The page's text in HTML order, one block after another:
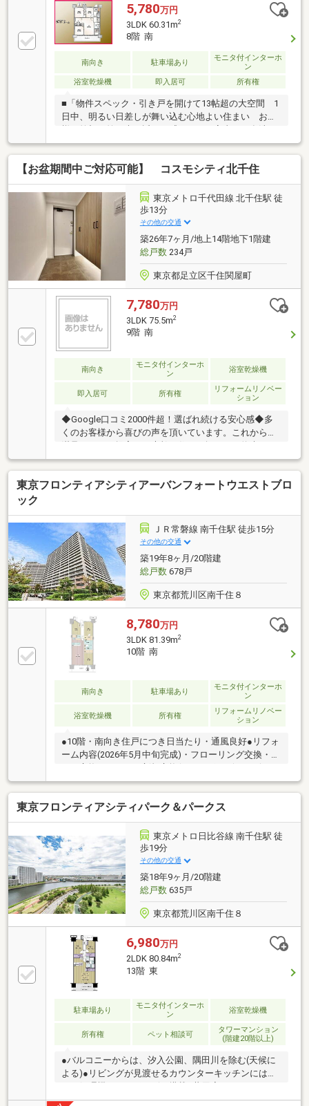
5,780万円
3LDK 60.31m2
8階 南
南向き 駐車場あり
モニタ付インターホ
ン
浴室乾燥機
即入居可 所有権
■「物件スペック・引き戸を開けて13帖超の大空間 1
日中、明るい日差しが舞い込む心地よい住まい お子
機、浴室乾燥機付き 家事の負担を減らして家族の時
間をより長く■立地・ビッグターミナル「北千住」駅
も生活圏 大手町、霞ケ関、銀座へ乗り換えなしで通
勤・デパ地下も大型スーパーも揃う便利な北千住駅
前 ■共用部・オートロック×宅配BOXつき 忙しい日
常を支える設備が揃っています■かんたんネット予約
がお勧めです（1）【見学予約する】ボタンをタップ
（2）ご希望の見学日時・集合場所をクリックで 予約
完了
【お盆期間中ご対応可能】 コスモシティ北千住
東京メトロ千代田線 北千住駅 徒
歩13分
その他の交通
築26年7ヶ月/地上14階地下1階建
総戸数234戸
東京都足立区千住関屋町
7,780万円
3LDK 75.5m2
9階 南
南向き
モニタ付インターホ
ン
浴室乾燥機
即入居可 所有権
リフォームリノベー
ション
◆Google口コミ2000件超！選ばれ続ける安心感◆多
くのお客様から喜びの声を頂いています。これからも
す。◆購入はゴールではなく幸せな未来へのスタート
◆住み始めてからの不安や悩みも、TOHO HOUSE
CLUBが将来サポート。お客様一人ひとりの安心を守る
入も可能◆将来のライフイベントを見据え、無理のな
い資金計画をプロがアドバイス。お問合せは【資料請
求】又は【フリーダイヤル】へお気軽にお問い合わせ
ください。
東京フロンティアシティアーバンフォートウエストブロ
ック
ＪＲ常磐線 南千住駅 徒歩15分
その他の交通
築19年8ヶ月/20階建
総戸数678戸
東京都荒川区南千住８
8,780万円
3LDK 81.39m2
10階 南
南向き 駐車場あり
モニタ付インターホ
ン
浴室乾燥機 所有権
リフォームリノベー
ション
●10階・南向き住戸につき日当たり・通風良好●リフォ
ーム内容(2026年5月中旬完成)・フローリング交換・ク
イン食洗器搭載)・浴室交換(浴室乾燥機搭載)・洗面化
粧台交換・トイレ交換・建具交換・網戸張替・ハウス
クリーニング 他●キッチンには生ごみ処理機(ディス
ポーザー)搭載●浴室には雨の日にも洗濯物を乾かせる
浴室乾燥機搭載●バルコニーにはスロップシンク搭
載。バルコニーのお掃除等に便利です●充実の共用施
設(一部有料)・ゲストルーム(洋室・和室)・キッチンコ
ート・ブックバー・キッズルーム・シアタールーム・
ミュージックキャビン他
東京フロンティアシティパーク＆パークス
東京メトロ日比谷線 南千住駅 徒
歩19分
その他の交通
築18年9ヶ月/20階建
総戸数635戸
東京都荒川区南千住８
6,980万円
2LDK 80.84m2
13階 東
駐車場あり
モニタ付インターホ
ン
浴室乾燥機
所有権 ペット相談可
タワーマンション
(階建20階以上)
●バルコニーからは、汐入公園、隅田川を除む(天候に
よる)●リビングが見渡せるカウンターキッチンには生
クルーム有●24時間有人管理(夜間は警備員にて管理)●